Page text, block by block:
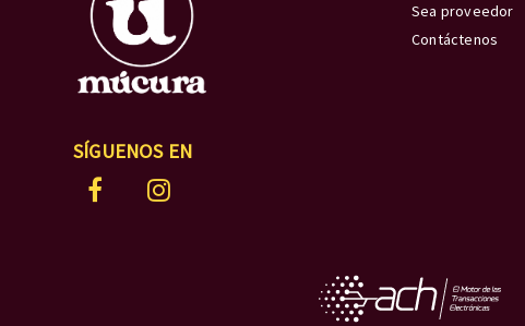
SÍGUENOS EN
Sea proveedor
Contáctenos